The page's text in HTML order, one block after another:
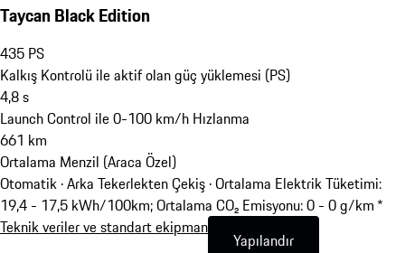
Taycan Black Edition
435 PS
Kalkış Kontrolü ile aktif olan güç yüklemesi (PS)
4,8s
Launch Control ile 0-100 km/h Hızlanma
661 km
Ortalama Menzil (Araca Özel)
Otomatik · Arka Tekerlekten Çekiş ·Ortalama Elektrik Tüketimi:
19,4 - 17,5 kWh/100km; Ortalama CO₂ Emisyonu: 0 - 0 g/km *
Teknik veriler ve standart ekipman
Yapılandır